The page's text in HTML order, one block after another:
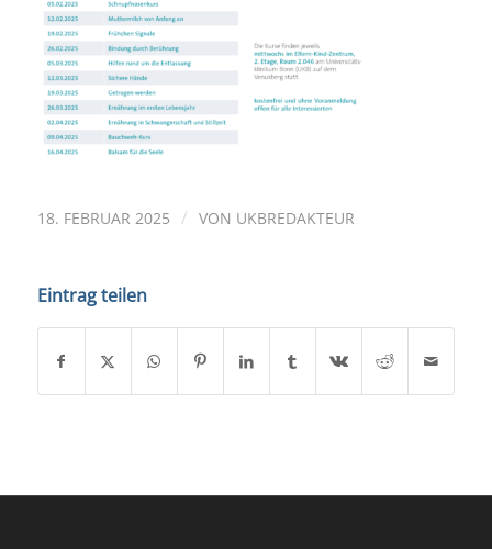
18. FEBRUAR 2025 / VON UKBREDAKTEUR
Eintrag teilen